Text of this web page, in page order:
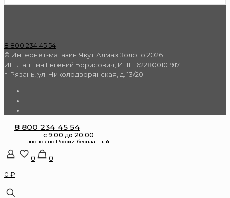
8 800 234 45 54
© Интернет-магазин Якут Алмаз Золото 2026
ИП Лапшин Евгений Борисович, ИНН 622800101917
г. Рязань, ул. Николодворянская, д. 13/20
8 800 234 45 54
0
0
0 ₽